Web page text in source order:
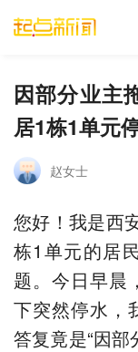
因部分业主
居1栋1单元
赵女士
您好！我是西
栋1单元的居
题。今日早晨
下突然停水，
答复竟是“因